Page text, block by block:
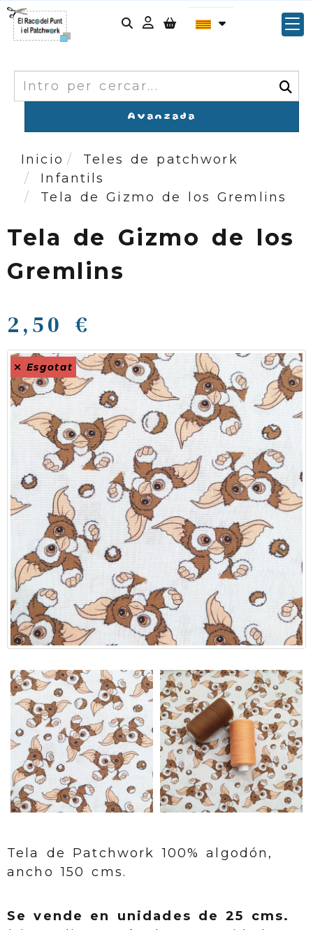
Identifícat
Cercar
Avanzada
Inicio
Teles de patchwork
Infantils
Tela de Gizmo de los Gremlins
Tela de Gizmo de los
Gremlins
2,50 €
Esgotat
Tela de Patchwork 100% algodón,
ancho 150 cms.
Se vende en unidades de 25 cms.